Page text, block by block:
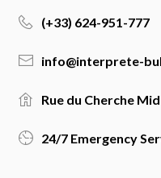
(+33) 624-951-777
info@interprete-
Rue du Cherche
24/7 Emergency